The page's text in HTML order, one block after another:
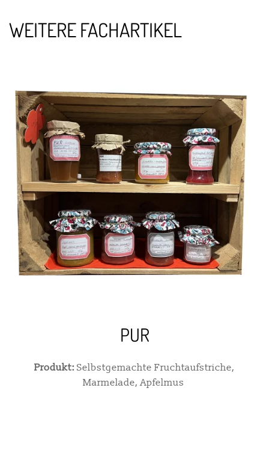
WEITERE FACHARTIKEL
PUR
Produkt: Selbstgemachte Fruchtaufstriche,
Marmelade, Apfelmus